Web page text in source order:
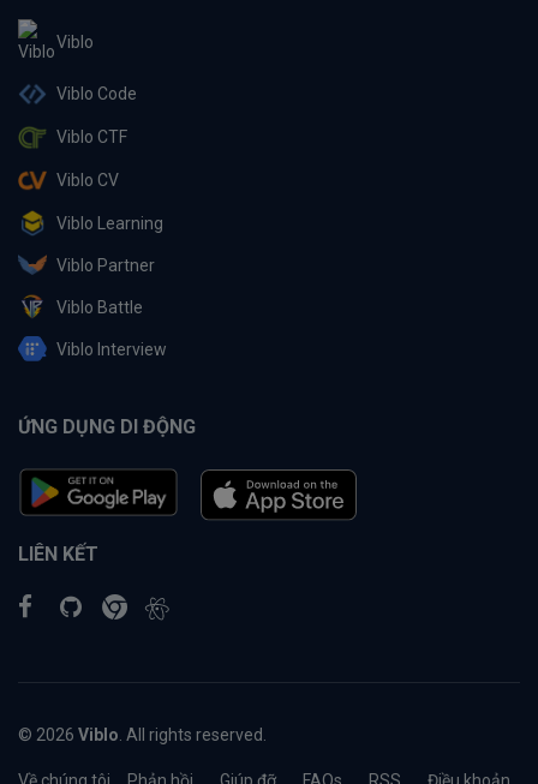
Viblo
Viblo Code
Viblo CTF
Viblo CV
Viblo Learning
Viblo Partner
Viblo Battle
Viblo Interview
ỨNG DỤNG DI ĐỘNG
LIÊN KẾT
© 2026 Viblo . All rights reserved.